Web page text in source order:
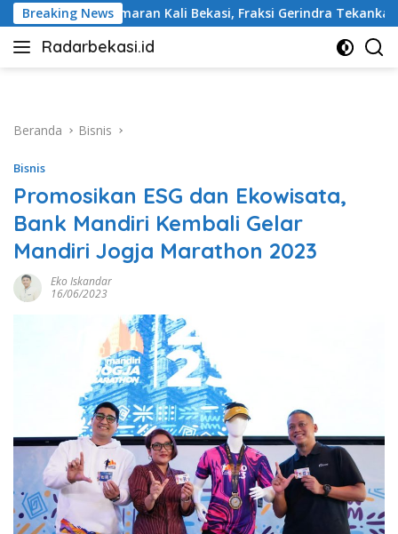
Langsung
ke
konten
Breaking News
Bekasi, Fraksi Gerindra Tekankan Penanganan Serius
Radarbekasi.id
Berita
Beranda
Bisnis
Bisnis
Promosikan ESG dan Ekowisata,
Bank Mandiri Kembali Gelar
Mandiri Jogja Marathon 2023
Eko Iskandar
16/06/2023